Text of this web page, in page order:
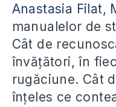
Anastasia Filat,
manualelor de
Cât de
învățători, în
rugăciune. Cât
înțeles ce